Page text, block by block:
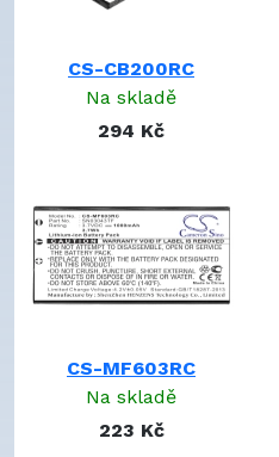
6504581
6508588
815000037
994000033
533-000083
533-000084
533-000088
533-000128
81-207-392012
81-215-360012
8100 911 02101
CS-CB200RC
Na skladě
294 Kč
CS-MF603RC
Na skladě
223 Kč